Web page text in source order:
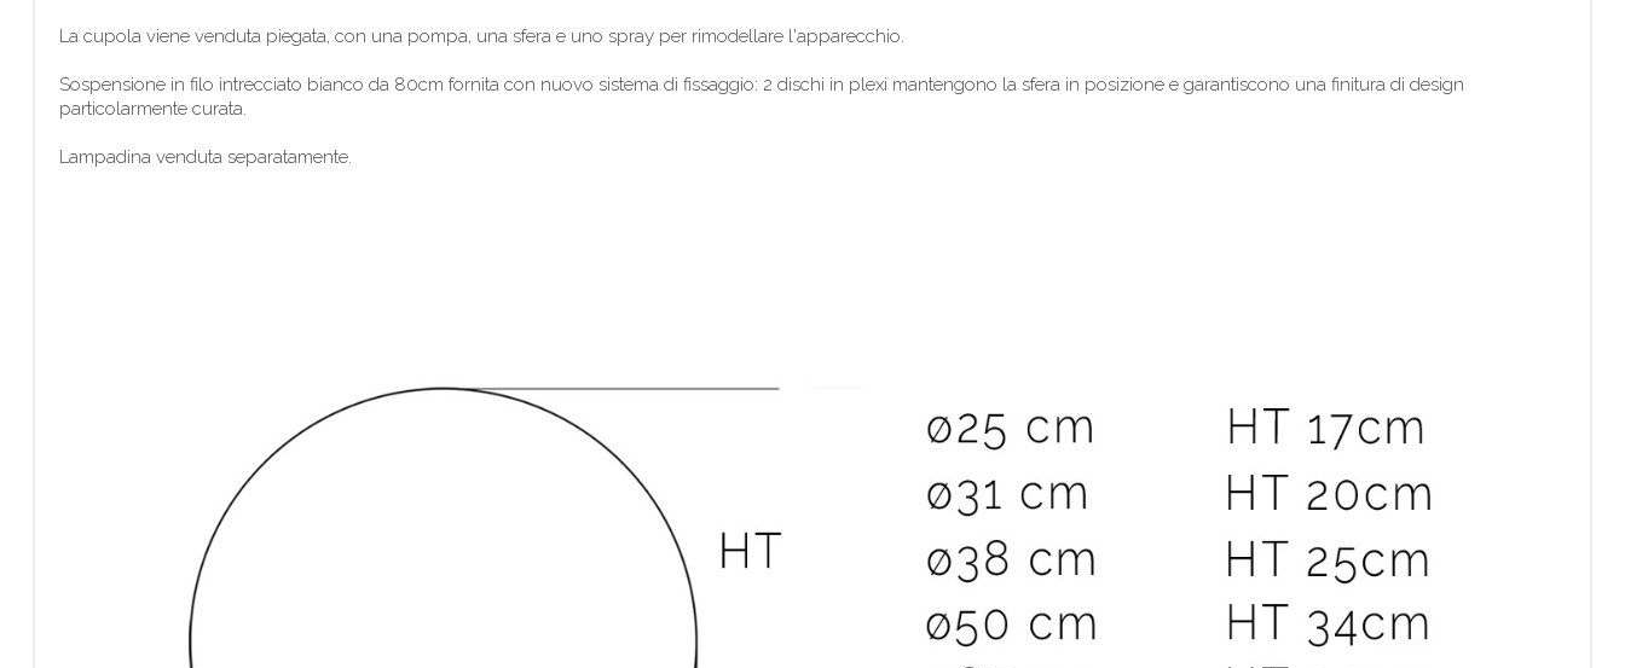
La cupola viene venduta piegata, con una pompa, una sfera e uno spray per rimodellare l'apparecchio.
Sospensione in filo intrecciato bianco da 80cm fornita con nuovo sistema di fissaggio: 2 dischi in plexi mantengono la sfera in posizione e garantiscono una finitura di design
particolarmente curata.
Lampadina venduta separatamente.